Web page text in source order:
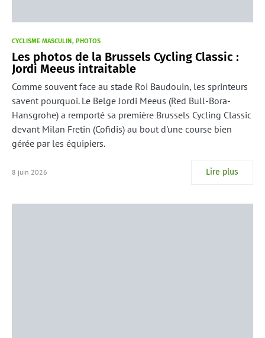
CYCLISME MASCULIN PHOTOS
Les photos de la Brussels Cycling Classic :
Jordi Meeus intraitable
Comme souvent face au stade Roi Baudouin, les sprinteurs
savent pourquoi. Le Belge Jordi Meeus (Red Bull-Bora-
Hansgrohe) a remporté sa première Brussels Cycling Classic
devant Milan Fretin (Cofidis) au bout d'une course bien
gérée par les équipiers.
8 juin 2026 Lire plus